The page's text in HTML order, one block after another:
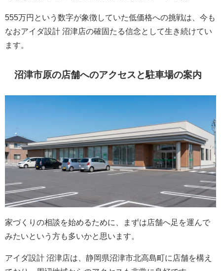
555万円という数字が象徴していた低価格への挑戦は、今も
なおアイダ設計 沼津店の確固たる信念として生き続けてい
ます。
沼津市原の店舗へのアクセスと駐車場の案内
家づくりの相談を始めるために、まずは店舗へ足を運んで
みたいという方も多いかと思います。
アイダ設計 沼津店は、静岡県沼津市北高島町に店舗を構え